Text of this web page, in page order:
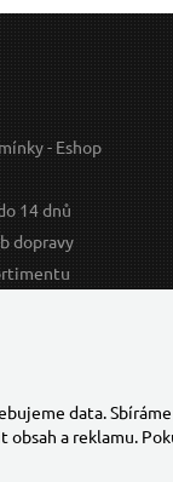
- Eshop
14 dnů
dopravy
data.
a reklamu.